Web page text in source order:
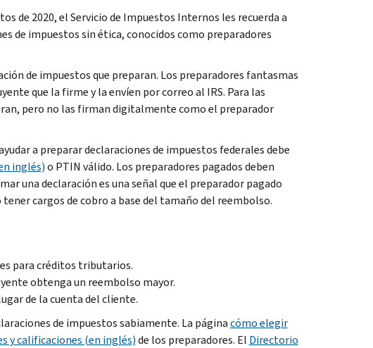
de 2020, el Servicio de Impuestos Internos les recuerda a
de impuestos sin ética, conocidos como preparadores
de impuestos que preparan. Los preparadores fantasmas
que la firme y la envíen por correo al IRS. Para las
pero no las firman digitalmente como el preparador
a preparar declaraciones de impuestos federales debe
inglés)o PTIN válido. Los preparadores pagados deben
una declaración es una señal que el preparador pagado
cargos de cobro a base del tamaño del reembolso.
para créditos tributarios.
obtenga un reembolso mayor.
de la cuenta del cliente.
de impuestos sabiamente. La páginacómo elegir
y calificaciones (en inglés)de los preparadores. El Directorio